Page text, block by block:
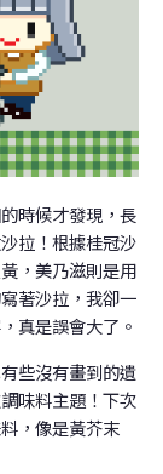
時候才發現，長
拉！根據桂冠沙
，美乃滋則是用
著沙拉，我卻一
真是誤會大了。
些沒有畫到的遺
味料主題！下次
，像是黃芥末